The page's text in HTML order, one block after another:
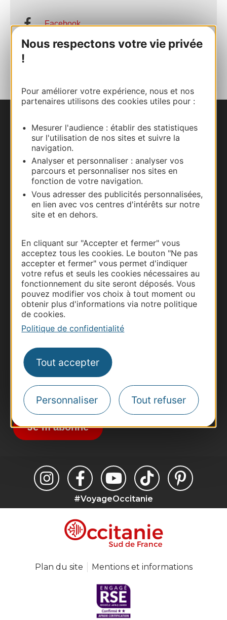
Nous respectons votre vie privée
!
Pour améliorer votre expérience, nous et nos
partenaires utilisons des cookies utiles pour :
Mesurer l'audience : établir des statistiques
sur l'utilisation de nos sites et suivre la
navigation.
Analyser et personnaliser : analyser vos
parcours et personnaliser nos sites en
fonction de votre navigation.
Vous adresser des publicités personnalisées,
en lien avec vos centres d'intérêts sur notre
site et en dehors.
En cliquant sur "Accepter et fermer" vous
acceptez tous les cookies. Le bouton "Ne pas
accepter et fermer" vous permet d'indiquer
votre refus et seuls les cookies nécessaires au
fonctionnement du site seront déposés. Vous
pouvez modifier vos choix à tout moment ou
obtenir plus d'informations via notre politique
de cookies.
Politique de confidentialité
Tout accepter
Personnaliser Tout refuser
Facebook
Nous contacter
Carte interactive
Documentation
Thermalisme
Business/Mice
Pros d'Occitanie
Voyagistes
Destination Sport
Inscrivez-vous à la lettre d'information
Destination Occitanie pour recevoir des
suggestions de séjours, de visites et de sorties.
Je m'abonne
#VoyageOccitanie
Plan du site Mentions et informations